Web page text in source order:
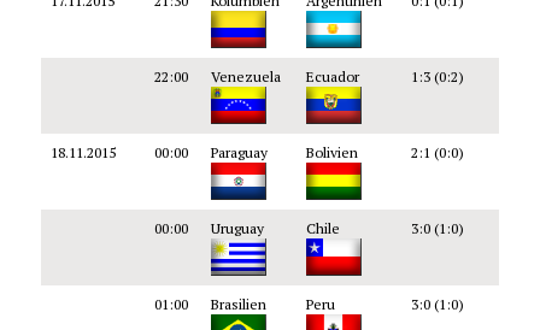
22:00 Venezuela Ecuador 1:3 (0:2)
18.11.2015 00:00 Paraguay Bolivien 2:1 (0:0)
00:00 Uruguay Chile 3:0 (1:0)
01:00 Brasilien Peru 3:0 (1:0)